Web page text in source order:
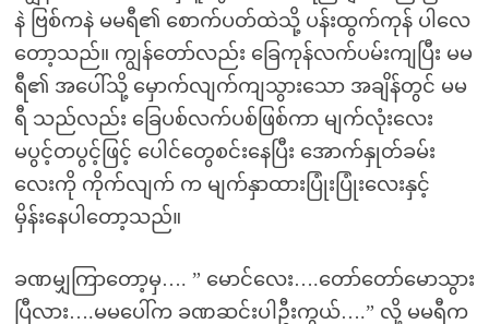
နဲ ဗြစ်ကနဲ မမရီ၏ စောက်ပတ်ထဲသို့ ပန်းထွက်ကုန် ပါလေ
တော့သည်။ ကျွန်တော်လည်း ခြေကုန်လက်ပမ်းကျပြီး မမ
ရီ၏ အပေါ်သို့ မှောက်လျက်ကျသွားသော အချိန်တွင် မမ
ရီ သည်လည်း ခြေပစ်လက်ပစ်ဖြစ်ကာ မျက်လုံးလေး
မပွင့်တပွင့်ဖြင့် ပေါင်တွေစင်းနေပြီး အောက်နှုတ်ခမ်း
လေးကို ကိုက်လျက် က မျက်နှာထားပြုံးပြုံးလေးနှင့်
မှိန်းနေပါတော့သည်။
ခဏမျှကြာတော့မှ…. ” မောင်လေး….တော်တော်မောသွား
ပြီလား….မမပေါ်က ခဏဆင်းပါဦးကွယ်….” လို့ မမရီက